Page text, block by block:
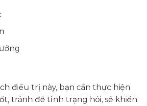
điều trị này, bạn cần thực hiện
tránh để tình trạng hói, sẽ khiến